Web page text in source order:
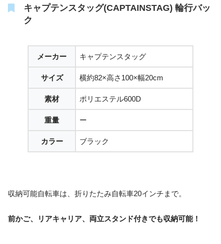
キャプテンスタッグ(CAPTAINSTAG) 輪行バッ
ク
メーカー キャプテンスタッグ
サイズ 横約82×高さ100×幅20cm
素材 ポリエステル600D
重量 ー
カラー ブラック
収納可能自転車は、折りたたみ自転車20インチまで。
前かご、リアキャリア、両立スタンド付きでも収納可能！